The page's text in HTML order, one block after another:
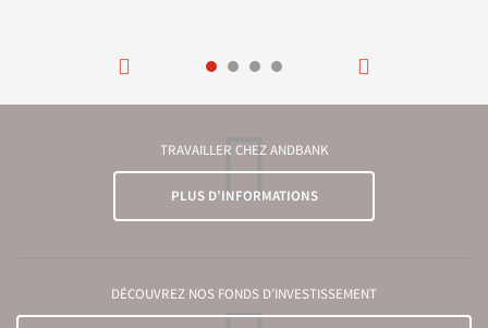
TRAVAILLER CHEZ ANDBANK
PLUS D’INFORMATIONS
DÉCOUVREZ NOS FONDS D’INVESTISSEMENT